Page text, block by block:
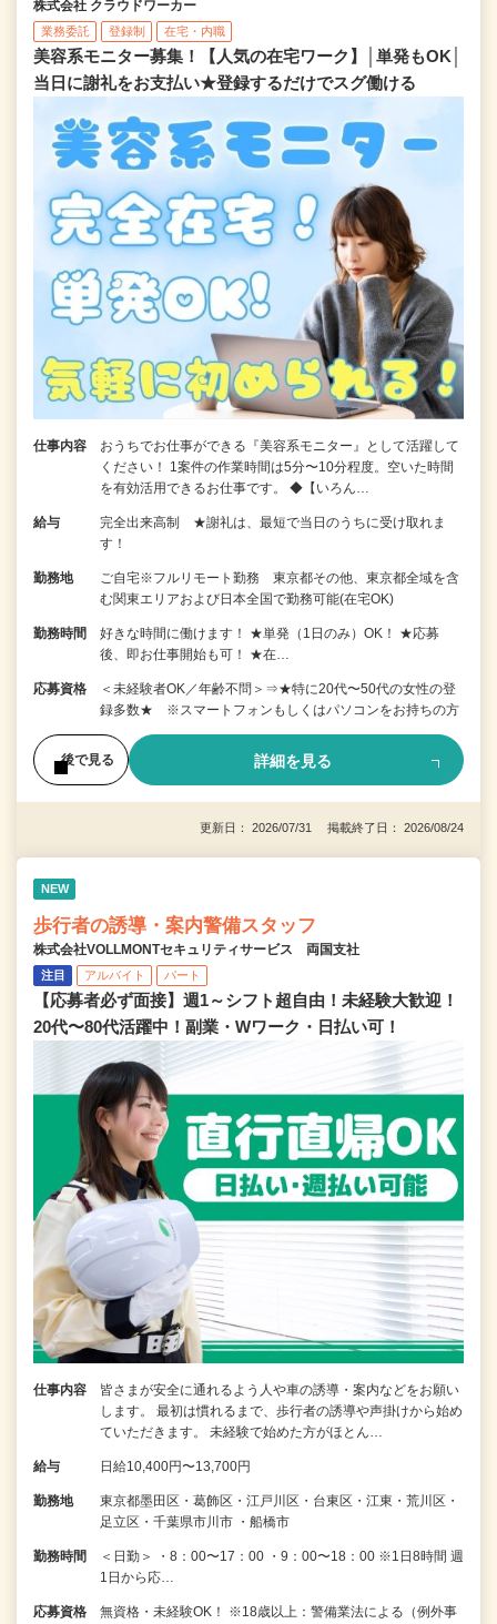
株式会社 クラウドワーカー
業務委託 登録制 在宅・内職
美容系モニター募集！【人気の在宅ワーク】│単発もOK│
当日に謝礼をお支払い★登録するだけでスグ働ける
仕事内容
おうちでお仕事ができる『美容系モニター』として活躍して
ください！ 1案件の作業時間は5分〜10分程度。空いた時間
を有効活用できるお仕事です。 ◆【いろん…
給与
完全出来高制 ★謝礼は、最短で当日のうちに受け取れま
す！
勤務地
ご自宅※フルリモート勤務 東京都その他、東京都全域を含
む関東エリアおよび日本全国で勤務可能(在宅OK)
勤務時間
好きな時間に働けます！ ★単発（1日のみ）OK！ ★応募
後、即お仕事開始も可！ ★在…
応募資格
＜未経験者OK／年齢不問＞⇒★特に20代〜50代の女性の登
録多数★ ※スマートフォンもしくはパソコンをお持ちの方
後で見る 詳細を見る
更新日： 2026/07/31 掲載終了日： 2026/08/24
NEW
歩行者の誘導・案内警備スタッフ
株式会社VOLLMONTセキュリティサービス 両国支社
注目 アルバイト パート
【応募者必ず面接】週1～シフト超自由！未経験大歓迎！
20代〜80代活躍中！副業・Wワーク・日払い可！
仕事内容
皆さまが安全に通れるよう人や車の誘導・案内などをお願い
します。 最初は慣れるまで、歩行者の誘導や声掛けから始め
ていただきます。 未経験で始めた方がほとん…
給与 日給10,400円〜13,700円
勤務地
東京都墨田区・葛飾区・江戸川区・台東区・江東・荒川区・
足立区・千葉県市川市 ・船橋市
勤務時間
＜日勤＞ ・8：00〜17：00 ・9：00〜18：00 ※1日8時間 週
1日から応…
応募資格
無資格・未経験OK！ ※18歳以上：警備業法による（例外事